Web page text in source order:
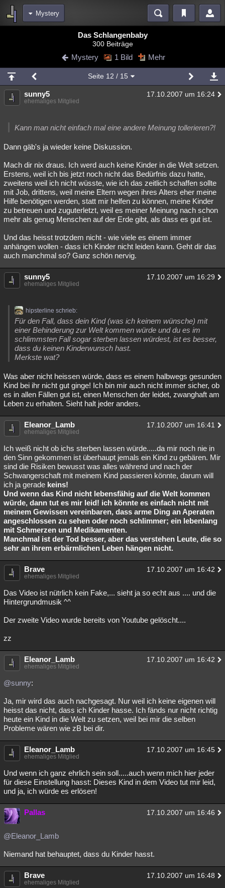
Mystery
Blogs Videos
Chat Wiki Neuigkeiten
meine Rubriken
Menschen Mystery Kriminalfälle
weitere Rubriken
Philosophie Träume Orte Esoterik Literatur
Astronomie Helpdesk Gruppen Gaming Filme
Musik Clash Verbesserungen Allmystery English
Übersichten
Besucht Teilgenommen Alle Neue Geschlossen
Lesenswert Schlüsselwörter
Das Schlangenbaby
300 Beiträge
Mystery 1 Bild Mehr
Seite 12 / 15
sunny5 17.10.2007 um 16:24
ehemaliges Mitglied
Kann man nicht einfach mal eine andere Meinung tollerieren?!
Dann gäb's ja wieder keine Diskussion.
Mach dir nix draus. Ich werd auch keine Kinder in die Welt setzen.
Erstens, weil ich bis jetzt noch nicht das Bedürfnis dazu hatte,
zweitens weil ich nicht wüsste, wie ich das zeitlich schaffen sollte
mit Job, drittens, weil meine Eltern wegen ihres Alters eher meine
Hilfe benötigen werden, statt mir helfen zu können, meine Kinder
zu betreuen und zuguterletzt, weil es meiner Meinung nach schon
mehr als genug Menschen auf der Erde gibt, als dass es gut ist.
Und das heisst trotzdem nicht - wie viele es einem immer
anhängen wollen - dass ich Kinder nicht leiden kann. Geht dir das
auch manchmal so? Ganz schön nervig.
sunny5 17.10.2007 um 16:29
ehemaliges Mitglied
hipsterline schrieb:
Für den Fall, dass dein Kind (was ich keinem wünsche) mit
einer Behinderung zur Welt kommen würde und du es im
schlimmsten Fall sogar sterben lassen würdest, ist es besser,
dass du keinen Kinderwunsch hast.
Merkste wat?
Was aber nicht heissen würde, dass es einem halbwegs gesunden
Kind bei ihr nicht gut ginge! Ich bin mir auch nicht immer sicher, ob
es in allen Fällen gut ist, einen Menschen der leidet, zwanghaft am
Leben zu erhalten. Sieht halt jeder anders.
Eleanor_Lamb 17.10.2007 um 16:41
ehemaliges Mitglied
Ich weiß nicht ob ichs sterben lassen würde.....da mir noch nie in
den Sinn gekommen ist überhaupt jemals ein Kind zu gebären. Mir
sind die Risiken bewusst was alles während und nach der
Schwangerschaft mit meinem Kind passieren könnte, darum will
ich ja gerade keins!
Und wenn das Kind nicht lebensfähig auf die Welt kommen
würde, dann tut es mir leid! ich könnte es einfach nicht mit
meinem Gewissen vereinbaren, dass arme Ding an Aperaten
angeschlossen zu sehen oder noch schlimmer; ein lebenlang
mit Schmerzen und Medikamenten.
Manchmal ist der Tod besser, aber das verstehen Leute, die so
sehr an ihrem erbärmlichen Leben hängen nicht.
Brave 17.10.2007 um 16:42
ehemaliges Mitglied
Das Video ist nütrlich kein Fake,... sieht ja so echt aus .... und die
Hintergrundmusik ^^
Der zweite Video wurde bereits von Youtube gelöscht....
zz
Eleanor_Lamb 17.10.2007 um 16:42
ehemaliges Mitglied
@sunny:
Ja, mir wird das auch nachgesagt. Nur weil ich keine eigenen will
heisst das nicht, dass ich Kinder hasse. Ich fänds nur nicht richtig
heute ein Kind in die Welt zu setzen, weil bei mir die selben
Probleme wären wie zB bei dir.
Eleanor_Lamb 17.10.2007 um 16:45
ehemaliges Mitglied
Und wenn ich ganz ehrlich sein soll.....auch wenn mich hier jeder
für diese Einstellung hasst: Dieses Kind in dem Video tut mir leid,
und ja, ich würde es erlösen!
Pallas 17.10.2007 um 16:46
@Eleanor_Lamb
Niemand hat behauptet, dass du Kinder hasst.
Brave 17.10.2007 um 16:48
ehemaliges Mitglied